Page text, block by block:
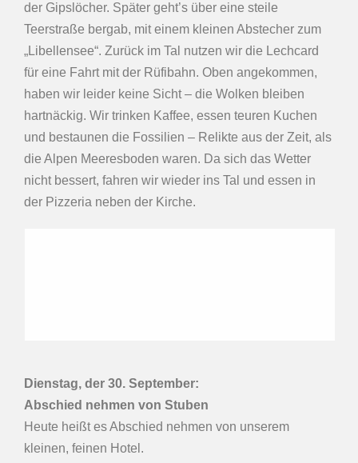
der Gipslöcher. Später geht’s über eine steile
Teerstraße bergab, mit einem kleinen Abstecher zum
„Libellensee“. Zurück im Tal nutzen wir die Lechcard
für eine Fahrt mit der Rüfibahn. Oben angekommen,
haben wir leider keine Sicht – die Wolken bleiben
hartnäckig. Wir trinken Kaffee, essen teuren Kuchen
und bestaunen die Fossilien – Relikte aus der Zeit, als
die Alpen Meeresboden waren. Da sich das Wetter
nicht bessert, fahren wir wieder ins Tal und essen in
der Pizzeria neben der Kirche.
Dienstag, der 30. September:
Abschied nehmen von Stuben
Heute heißt es Abschied nehmen von unserem
kleinen, feinen Hotel.